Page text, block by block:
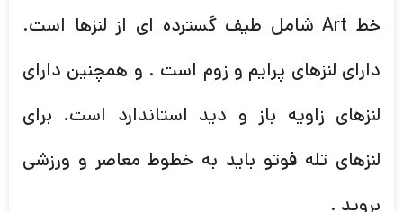
خط Art شامل طیف گسترده ای از لنزها است.
دارای لنزهای پرایم و زوم است . و همچنین دارای
لنزهای زاویه باز و دید استاندارد است. برای
لنزهای تله فوتو باید به خطوط معاصر و ورزشی
بروید .